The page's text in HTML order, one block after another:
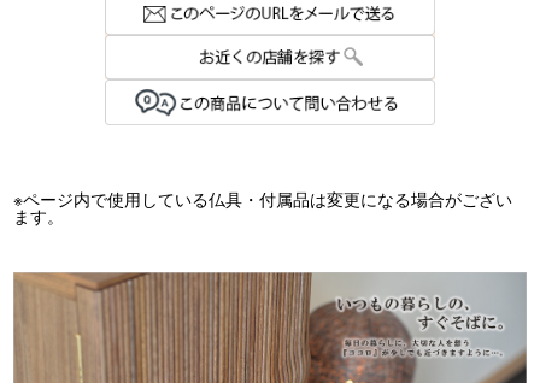
※ページ内で使用している仏具・付属品は変更になる場合がござい
ます。